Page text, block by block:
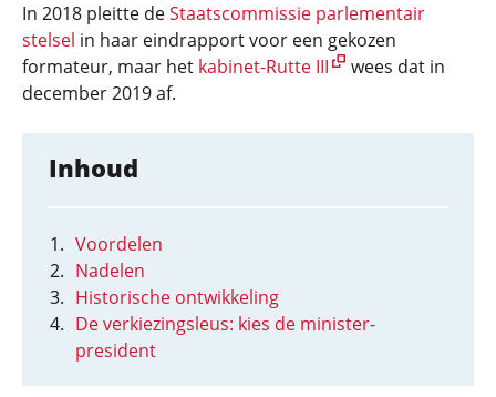
In 2018 pleitte deStaatscommissie parlementair
stelsel in haar eindrapport voor een gekozen
formateur, maar het kabinet-Rutte III
wees dat in
december 2019 af.
Inhoud
Voordelen
Nadelen
Historische ontwikkeling
De verkiezingsleus: kies de minister-
president